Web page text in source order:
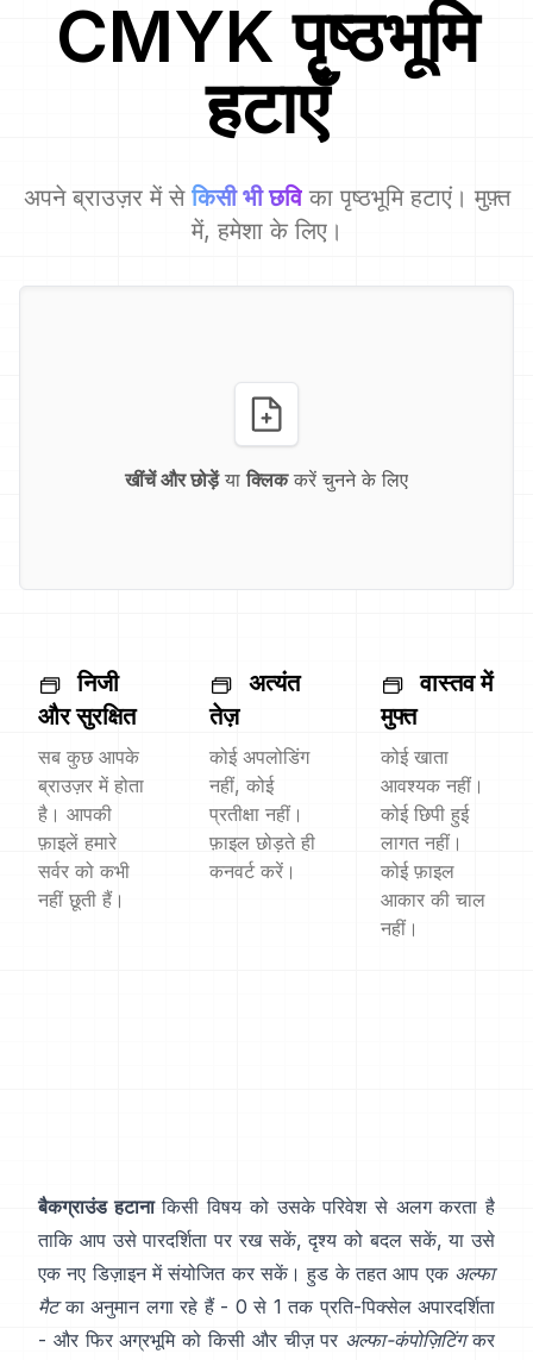
CMYK पृष्ठभूमि
हटाएँ
अपने ब्राउज़र में से किसी भी छवि का पृष्ठभूमि हटाएं। मुफ़्त
में, हमेशा के लिए।
खींचें और छोड़ेंया क्लिककरें चुनने के लिए
निजी
और सुरक्षित
सब कुछ आपके
ब्राउज़र में होता
है। आपकी
फ़ाइलें हमारे
सर्वर को कभी
नहीं छूती हैं।
अत्यंत
तेज़
कोई अपलोडिंग
नहीं, कोई
प्रतीक्षा नहीं।
फ़ाइल छोड़ते ही
कनवर्ट करें।
वास्तव में
मुफ्त
कोई खाता
आवश्यक नहीं।
कोई छिपी हुई
लागत नहीं।
कोई फ़ाइल
आकार की चाल
नहीं।
बैकग्राउंड हटानाकिसी विषय को उसके परिवेश से अलग करता है
ताकि आप उसे पारदर्शिता पर रख सकें, दृश्य को बदल सकें, या उसे
एक नए डिज़ाइन में संयोजित कर सकें। हुड के तहत आप एक अल्फा
मैटका अनुमान लगा रहे हैं - 0 से 1 तक प्रति-पिक्सेल अपारदर्शिता
- और फिर अग्रभूमि को किसी और चीज़ पर अल्फा-कंपोज़िटिंगकर